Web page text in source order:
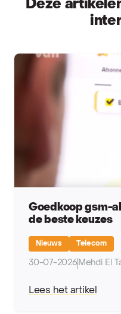
Deze
Goedkoop gsm-
de beste keuzes
Nieuws Telecom
30-07-2026 Mehdi El
Lees het artikel